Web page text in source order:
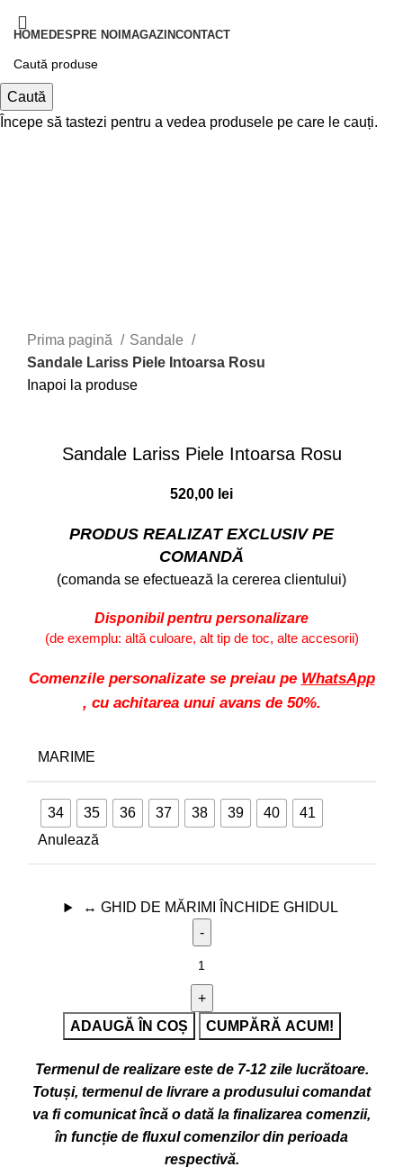
HOMEDESPRE NOI MAGAZINCONTACT
Prima pagină
Sandale
Sandale Lariss Piele Intoarsa Rosu
Inapoi la produse
Sandale Lariss Piele Intoarsa Rosu
520,00 lei
PRODUS REALIZAT EXCLUSIV PE
COMANDĂ
(comanda se efectuează la cererea clientului)
Disponibil pentru personalizare
(de exemplu: altă culoare, alt tip de toc, alte accesorii)
Comenzile personalizate se preiau pe WhatsApp
, cu achitarea unui avans de 50%.
MARIME
34 35 36 37 38 39 40
41
Anulează
↔ GHID DE MĂRIMI ÎNCHIDE GHIDUL
ADAUGĂ ÎN COȘ CUMPĂRĂ ACUM!
Termenul de realizare este de 7-12 zile lucrătoare.
Totuși, termenul de livrare a produsului comandat
va fi comunicat încă o dată la finalizarea comenzii,
în funcție de fluxul comenzilor din perioada
respectivă.
Caută
Începe să tastezi pentru a vedea produsele pe care le cauți.